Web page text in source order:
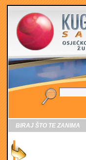
BIRAJ ŠTO TE ZANIMA